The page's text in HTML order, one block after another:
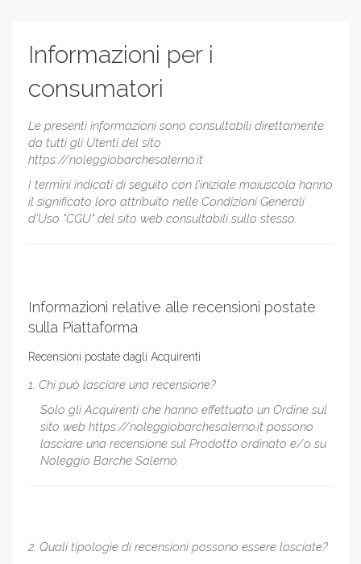
Informazioni per i
consumatori
Le presenti informazioni sono consultabili direttamente
da tutti gli Utenti del sito
https://noleggiobarchesalerno.it
I termini indicati di seguito con l’iniziale maiuscola hanno
il significato loro attribuito nelle Condizioni Generali
d’Uso "CGU" del sito web consultabili sullo stesso.
Informazioni relative alle recensioni postate
sulla Piattaforma
Recensioni postate dagli Acquirenti
1. Chi può lasciare una recensione?
Solo gli Acquirenti che hanno effettuato un Ordine sul
sito web https://noleggiobarchesalerno.it possono
lasciare una recensione sul Prodotto ordinato e/o su
Noleggio Barche Salerno.
2. Quali tipologie di recensioni possono essere lasciate?